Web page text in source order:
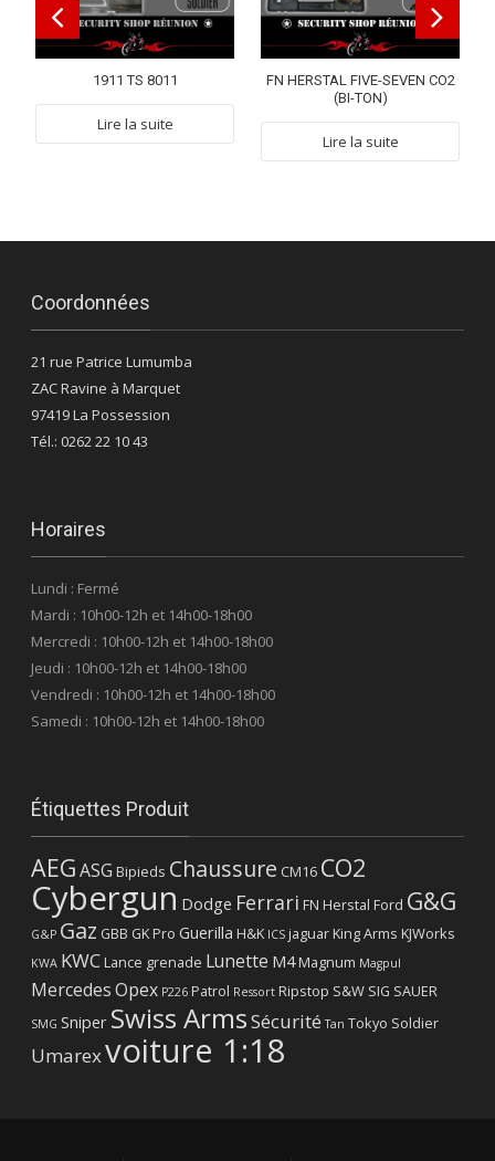
1911 TS 8011
Lire la suite
FN HERSTAL FIVE-SEVEN CO2
(BI-TON)
Lire la suite
Coordonnées
21 rue Patrice Lumumba
ZAC Ravine à Marquet
97419 La Possession
Tél.: 0262 22 10 43
Horaires
Lundi : Fermé
Mardi : 10h00-12h et 14h00-18h00
Mercredi : 10h00-12h et 14h00-18h00
Jeudi : 10h00-12h et 14h00-18h00
Vendredi : 10h00-12h et 14h00-18h00
Samedi : 10h00-12h et 14h00-18h00
Étiquettes Produit
AEGASG Bipieds Chaussure CM16 CO2
Cybergun Dodge Ferrari FN Herstal Ford G&G
G&P Gaz GBB GK Pro Guerilla H&K ICS jaguar King Arms KJWorks
KWA KWC Lance grenade Lunette M4 Magnum Magpul
MercedesOpex P226 Patrol Ressort Ripstop S&W SIG SAUER
SMG Sniper Swiss ArmsSécurité Tan Tokyo Soldier
Umarexvoiture 1:18